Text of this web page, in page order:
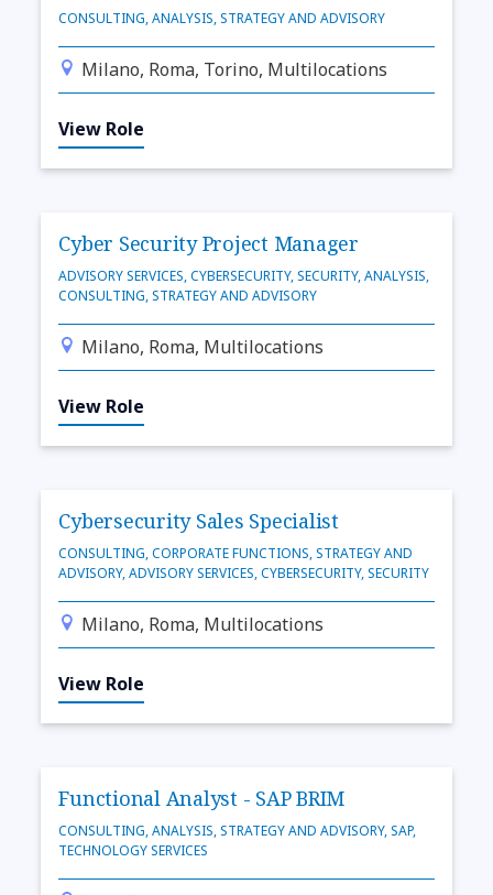
CONSULTING, ANALYSIS, STRATEGY AND ADVISORY
Milano, Roma, Torino, Multilocations
View Role
Cyber Security Project Manager
ADVISORY SERVICES, CYBERSECURITY, SECURITY, ANALYSIS,
CONSULTING, STRATEGY AND ADVISORY
Milano, Roma, Multilocations
View Role
Cybersecurity Sales Specialist
CONSULTING, CORPORATE FUNCTIONS, STRATEGY AND
ADVISORY, ADVISORY SERVICES, CYBERSECURITY, SECURITY
Milano, Roma, Multilocations
View Role
Functional Analyst - SAP BRIM
CONSULTING, ANALYSIS, STRATEGY AND ADVISORY, SAP,
TECHNOLOGY SERVICES